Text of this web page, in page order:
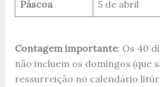
Páscoa 5 de abril
Contagem importante: Os 40
não incluem os domingos (que
ressurreição no calendário